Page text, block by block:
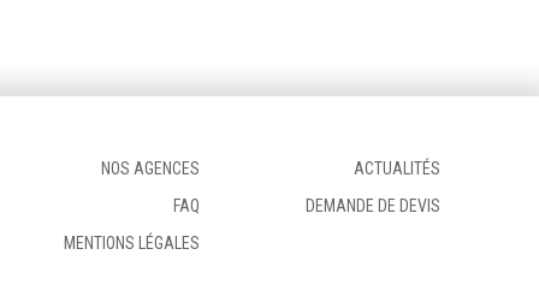
NOS AGENCES
ACTUALITÉS
FAQ
DEMANDE DE DEVIS
MENTIONS LÉGALES